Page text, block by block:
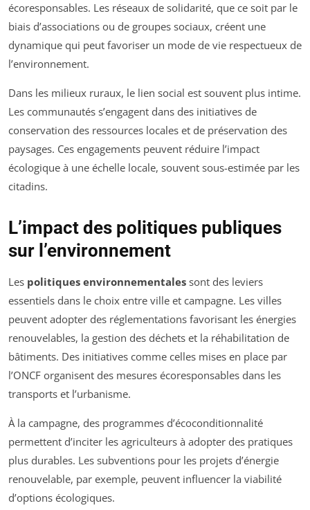
écoresponsables. Les réseaux de solidarité, que ce soit par le
biais d’associations ou de groupes sociaux, créent une
dynamique qui peut favoriser un mode de vie respectueux de
l’environnement.
Dans les milieux ruraux, le lien social est souvent plus intime.
Les communautés s’engagent dans des initiatives de
conservation des ressources locales et de préservation des
paysages. Ces engagements peuvent réduire l’impact
écologique à une échelle locale, souvent sous-estimée par les
citadins.
L’impact des politiques publiques
sur l’environnement
Les politiques environnementales sont des leviers
essentiels dans le choix entre ville et campagne. Les villes
peuvent adopter des réglementations favorisant les énergies
renouvelables, la gestion des déchets et la réhabilitation de
bâtiments. Des initiatives comme celles mises en place par
l’ONCF organisent des mesures écoresponsables dans les
transports et l’urbanisme.
À la campagne, des programmes d’écoconditionnalité
permettent d’inciter les agriculteurs à adopter des pratiques
plus durables. Les subventions pour les projets d’énergie
renouvelable, par exemple, peuvent influencer la viabilité
d’options écologiques.